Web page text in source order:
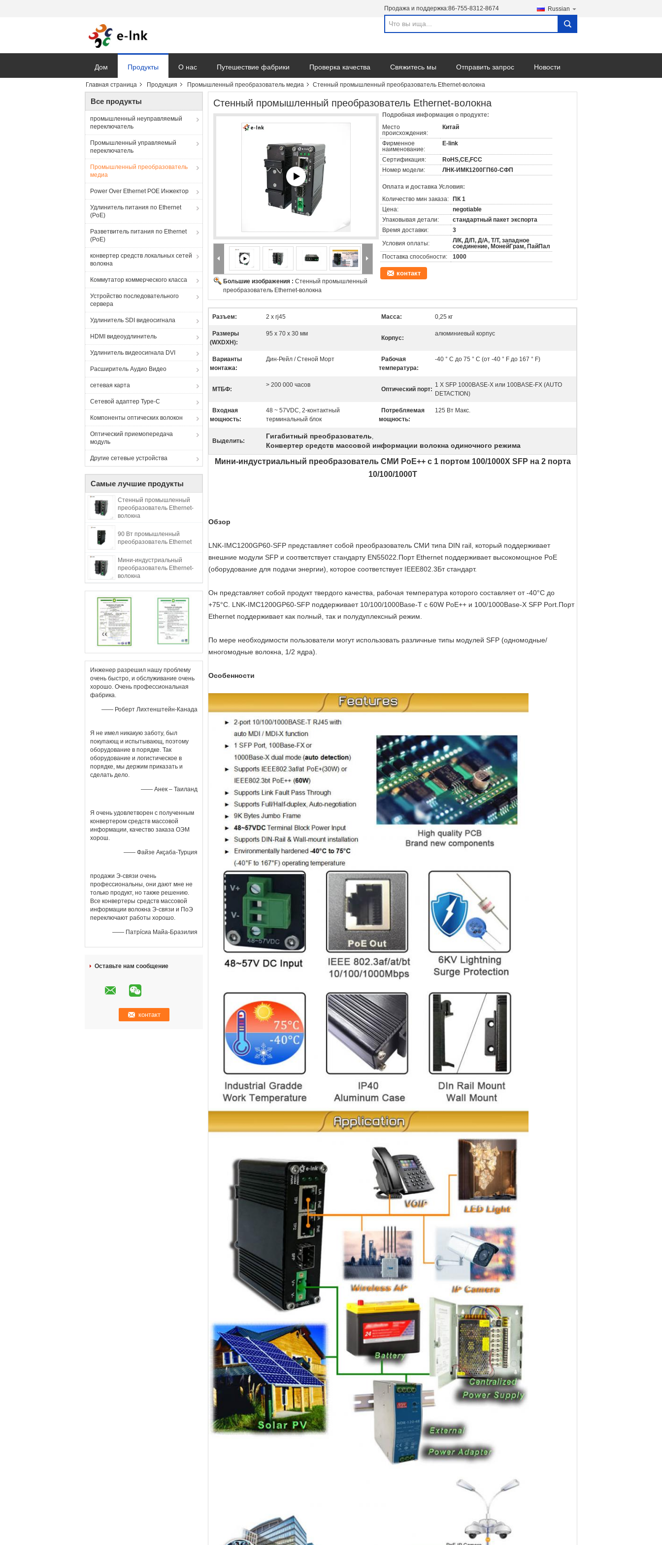
Продажа и поддержка:86-755-8312-8674 Russian
search
Дом Продукты О нас Путешествие фабрики Проверка качества Свяжитесь мы Отправить запрос Новости
Главная страница Продукция Промышленный преобразователь медиа Стенный промышленный преобразователь Ethernet-волокна
Все продукты
промышленный неуправляемый
переключатель
Промышленный управляемый
переключатель
Промышленный преобразователь
медиа
Power Over Ethernet POE Инжектор
Удлинитель питания по Ethernet
(PoE)
Разветвитель питания по Ethernet
(PoE)
конвертер средств локальных сетей
волокна
Коммутатор коммерческого класса
Устройство последовательного
сервера
Удлинитель SDI видеосигнала
HDMI видеоудлинитель
Удлинитель видеосигнала DVI
Расширитель Аудио Видео
сетевая карта
Сетевой адаптер Type-C
Компоненты оптических волокон
Оптический приемопередача
модуль
Другие сетевые устройства
Самые лучшие продукты
Стенный промышленный
преобразователь Ethernet-
волокна
90 Вт промышленный
преобразователь Ethernet
Мини-индустриальный
преобразователь Ethernet-
волокна
Инженер разрешил нашу проблему
очень быстро, и обслуживание очень
хорошо. Очень профессиональная
фабрика.
—— Роберт Лихтенштейн-Канада
Я не имел никакую заботу, был
покупающ и испытывающ, поэтому
оборудование в порядке. Так
оборудование и логистическое в
порядке, мы держим приказать и
сделать дело.
—— Анек – Таиланд
Я очень удовлетворен с полученным
конвертером средств массовой
информации, качество заказа ОЭМ
хорош.
—— Файзе Акçаба-Турция
продажи Э-связи очень
профессиональны, они дают мне не
только продукт, но также решению.
Все конвертеры средств массовой
информации волокна Э-связи и ПоЭ
переключают работы хорошо.
—— Патрíсиа Майа-Бразилия
Оставьте нам сообщение
Стенный промышленный преобразователь Ethernet-волокна
Большие изображения : Стенный промышленный
преобразователь Ethernet-волокна
Подробная информация о продукте:
Место
происхождения:
Китай
Фирменное
наименование:
E-link
Сертификация:
RoHS,CE,FCC
Номер модели:
ЛНК-ИМК1200ГП60-СФП
Оплата и доставка Условия:
Количество мин заказа:
ПК 1
Цена:
negotiable
Упаковывая детали:
стандартный пакет экспорта
Время доставки:
3
Условия оплаты:
Л/К, Д/П, Д/А, Т/Т, западное
соединение, МонейГрам, ПайПал
Поставка способности:
1000
контакт
Разъем: 2 x rj45 Масса: 0,25 кг
Размеры
(WXDXH):
95 x 70 x 30 мм
Корпус:
алюминиевый корпус
Варианты
монтажа:
Дин-Рейл / Стеной Морт
Рабочая
температура:
-40 ° C до 75 ° C (от -40 ° F до 167 ° F)
МТБФ:
> 200 000 часов
Оптический порт:
1 X SFP 1000BASE-X или 100BASE-FX (AUTO
DETACTION)
Входная
мощность:
48 ~ 57VDC, 2-контактный
терминальный блок
Потребляемая
мощность:
125 Вт Макс.
Выделить:
Гигабитный преобразователь,
Конвертер средств массовой информации волокна одиночного режима
Мини-индустриальный преобразователь СМИ PoE++ с 1 портом 100/1000X SFP на 2 порта
10/100/1000T
Обзор
LNK-IMC1200GP60-SFP представляет собой преобразователь СМИ типа DIN rail, который поддерживает
внешние модули SFP и соответствует стандарту EN55022.Порт Ethernet поддерживает высокомощное PoE
(оборудование для подачи энергии), которое соответствует IEEE802.3Бт стандарт.
Он представляет собой продукт твердого качества, рабочая температура которого составляет от -40°C до
+75°C. LNK-IMC1200GP60-SFP поддерживает 10/100/1000Base-T с 60W PoE++ и 100/1000Base-X SFP Port.Порт
Ethernet поддерживает как полный, так и полудуплексный режим.
По мере необходимости пользователи могут использовать различные типы модулей SFP (одномодные/
многомодные волокна, 1/2 ядра).
Особенности